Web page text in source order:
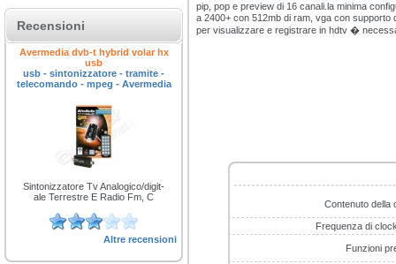
Recensioni
Avermedia dvb-t hybrid volar hx
usb
usb - sintonizzatore - tramite -
telecomando - mpeg - Avermedia
Sintonizzatore Tv Analogico/digit-
ale Terrestre E Radio Fm, C
Altre recensioni
pip, pop e preview di 16 canali.la minima
a 2400+ con 512mb di ram, vga con
per visualizzare e registrare in hdtv �
Contenuto della
Frequenza di
Funzioni